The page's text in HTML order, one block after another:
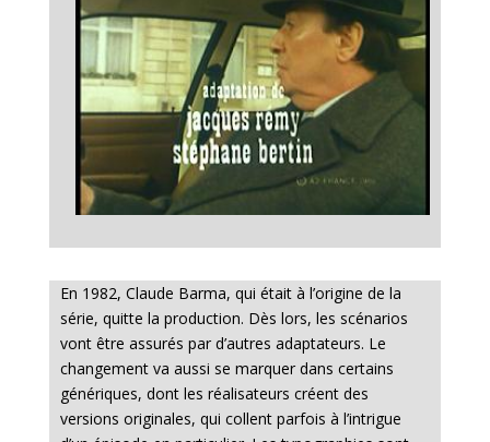
En 1982, Claude Barma, qui était à l’origine de la
série, quitte la production. Dès lors, les scénarios
vont être assurés par d’autres adaptateurs. Le
changement va aussi se marquer dans certains
génériques, dont les réalisateurs créent des
versions originales, qui collent parfois à l’intrigue